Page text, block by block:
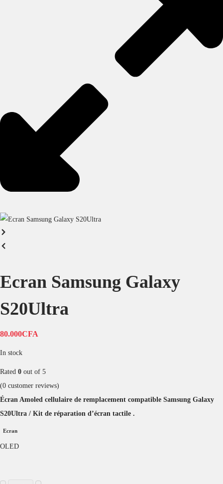
Ecran Samsung Galaxy
S20Ultra
80.000CFA
In stock
Rated 0 out of 5
(0 customer reviews)
Écran Amoled cellulaire de remplacement compatible Samsung Galaxy
S20Ultra / Kit de réparation d’écran tactile .
Ecran
OLED